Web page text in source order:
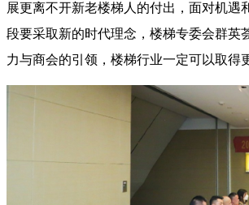
展更离不开新老楼梯人的付出，面对机遇
段要采取新的时代理念，楼梯专委会群英
力与商会的引领，楼梯行业一定可以取得